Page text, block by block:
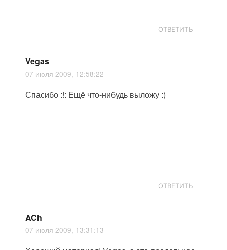
ОТВЕТИТЬ
Vegas
07 июля 2009, 12:58:22
Спасибо :!: Ещё что-нибудь выложу :)
ОТВЕТИТЬ
ACh
07 июля 2009, 13:31:13